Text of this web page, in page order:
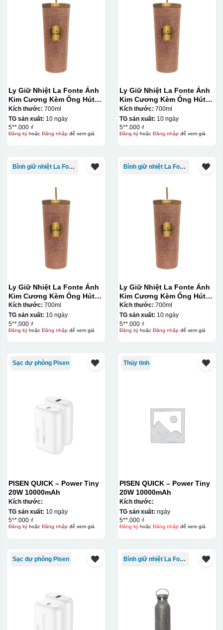
Ly Giữ Nhiệt La Fonte Ánh
Kim Cương Kèm Ống Hút-
700 ml-014687-GOL
Kích thước: 700ml
TG sản xuất: 10 ngày
5**.000 ₫
Đăng kýhoặc Đăng nhậpđể xem giá
Ly Giữ Nhiệt La Fonte Ánh
Kim Cương Kèm Ống Hút-
700 ml-014687-GOL
Kích thước: 700ml
TG sản xuất: 10 ngày
5**.000 ₫
Đăng kýhoặc Đăng nhậpđể xem giá
Bình giữ nhiệt La Fonte
Ly Giữ Nhiệt La Fonte Ánh
Kim Cương Kèm Ống Hút-
700 ml-014687-GOL
Kích thước: 700ml
TG sản xuất: 10 ngày
5**.000 ₫
Đăng kýhoặc Đăng nhậpđể xem giá
Bình giữ nhiệt La Fonte
Ly Giữ Nhiệt La Fonte Ánh
Kim Cương Kèm Ống Hút-
700 ml-014687-GOL
Kích thước: 700ml
TG sản xuất: 10 ngày
5**.000 ₫
Đăng kýhoặc Đăng nhậpđể xem giá
Sạc dự phòng Pisen
PISEN QUICK – Power Tiny
20W 10000mAh
Kích thước:
TG sản xuất: 10 ngày
5**.000 ₫
Đăng kýhoặc Đăng nhậpđể xem giá
Thủy tinh
PISEN QUICK – Power Tiny
20W 10000mAh
Kích thước:
TG sản xuất: ngày
5**.000 ₫
Đăng kýhoặc Đăng nhậpđể xem giá
Sạc dự phòng Pisen Bình giữ nhiệt La Fonte